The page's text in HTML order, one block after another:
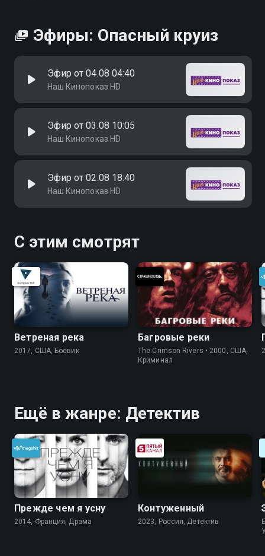
Эфиры: Опасный круиз
Эфир от 04.08 04:40
Наш Кинопоказ HD
Эфир от 03.08 10:05
Наш Кинопоказ HD
Эфир от 02.08 18:40
Наш Кинопоказ HD
С этим смотрят
Ветреная река
2017, США, Боевик
Багровые реки
The Crimson Rivers • 2000, США,
Криминал
Ещё в жанре: Детектив
Прежде чем я усну
2014, Франция, Драма
Контуженный
2023, Россия, Детектив